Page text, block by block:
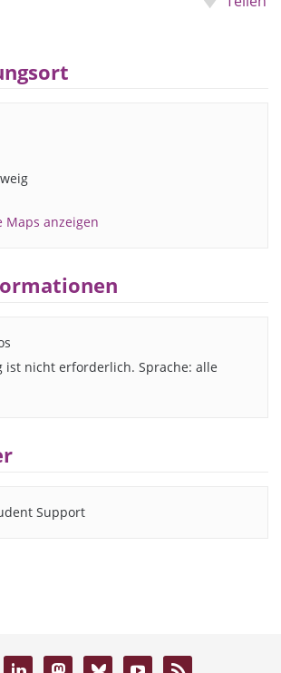
Maps anzeigen
ist nicht erforderlich. Sprache: alle
Support